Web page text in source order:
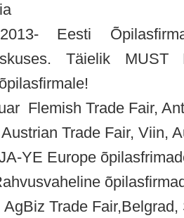
Eesti
Täielik
Flemish Trade Fair,
Trade Fair, Viin,
YE Europe
Trade Fair,Belgrad,